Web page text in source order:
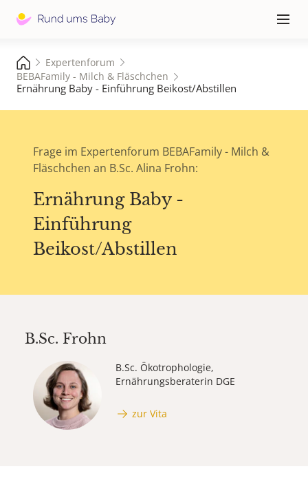
≡
Expertenforum
BEBAFamily - Milch & Fläschchen
Ernährung Baby - Einführung Beikost/Abstillen
Frage im Expertenforum BEBAFamily - Milch &
Fläschchen an B.Sc. Alina Frohn:
Ernährung Baby -
Einführung
Beikost/Abstillen
B.Sc. Frohn
B.Sc. Ökotrophologie,
Ernährungsberaterin DGE
zur Vita